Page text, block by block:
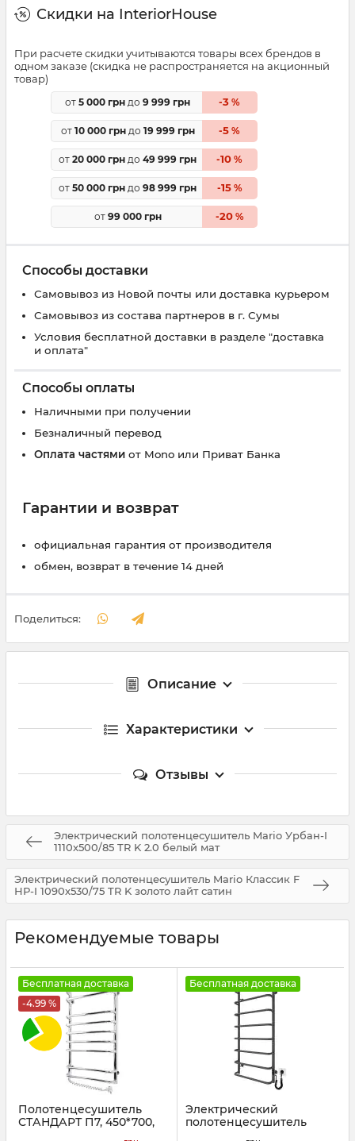
Скидки на InteriorHouse
При расчете скидки учитываются товары всех брендов в
одном заказе (скидка не распространяется на акционный
товар)
от 5 000 грн до 9 999 грн -3 %
от 10 000 грндо 19 999 грн -5 %
от 20 000 грн до 49 999 грн -10 %
от 50 000 грн до 98 999 грн -15%
от 99 000 грн -20%
Способы доставки
Самовывоз из Новой почты или доставка курьером
Самовывоз из состава партнеров в г. Сумы
Условия бесплатной доставки в разделе "доставка
и оплата"
Способы оплаты
Наличными при получении
Безналичный перевод
Оплата частями от Mono или Приват Банка
Гарантии и возврат
официальная гарантия от производителя
обмен, возврат в течение 14 дней
Поделиться:
Описание
Характеристики
Отзывы
Электрический полотенцесушитель Mario Урбан-I
1110x500/85 TR K 2.0 белый мат
Электрический полотенцесушитель Mario Классик F
НР-I 1090х530/75 TR K золото лайт сатин
Рекомендуемые товары
Бесплатная доставка
-4.99 %
Полотенцесушитель
СТАНДАРТ П7, 450*700,
Бесплатная доставка
Электрический
полотенцесушитель